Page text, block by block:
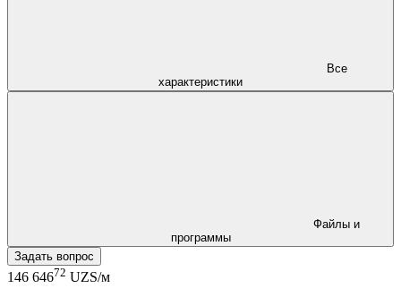
характеристики
программы
Задать вопрос
146 64672 UZS/м